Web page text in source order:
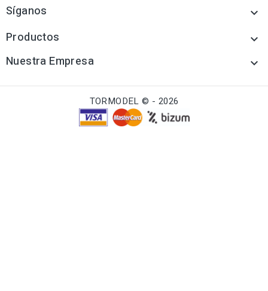
Síganos 
Productos 
Nuestra Empresa 
TORMODEL © - 2026